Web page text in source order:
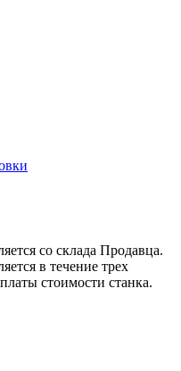
со склада Продавца.
в течение трех
стоимости станка.